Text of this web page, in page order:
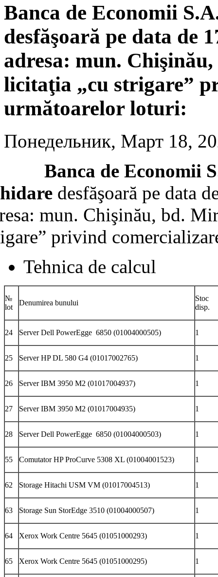
Banca de Economii
desfăşoară pe data de
adresa: mun.
licitaţia „cu strigare”
următoarelor loturi:
Понедельник, Март 18,
de Economii
desfăşoară pe data
mun. Chişinău, bd.
privind
Tehnica de calcul
№
lot
Denumirea bunului
Stoc
disp.
24 Server Dell PowerEgge 6850 (01004000505) 1
25 Server HP DL 580 G4 (01017002765) 1
26 Server IBM 3950 M2 (01017004937) 1
27 Server IBM 3950 M2 (01017004935) 1
28 Server Dell PowerEgge 6850 (01004000503) 1
55 Comutator HP ProCurve 5308 XL (01004001523) 1
62 Storage Hitachi USM VM (01017004513) 1
63 Storage Sun StorEdge 3510 (01004000507) 1
64 Xerox Work Centre 5645 (01051000293) 1
65 Xerox Work Centre 5645 (01051000295) 1